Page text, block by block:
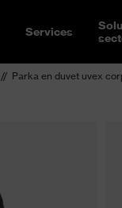
Services
Parka en duvet uvex